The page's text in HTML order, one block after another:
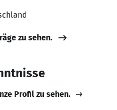
zu sehen.
Profil zu sehen.